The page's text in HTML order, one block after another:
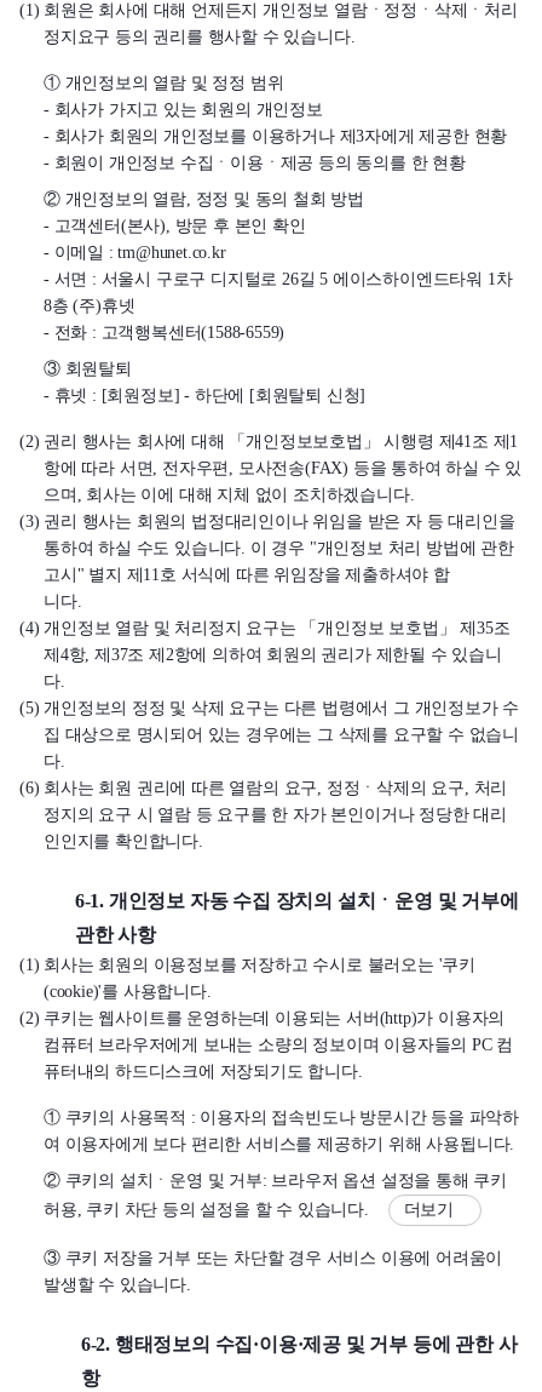
(1) 회원은 회사에 대해 언제든지 개인정보 열람ㆍ정정ㆍ삭제ㆍ처리
정지요구 등의 권리를 행사할 수 있습니다.
① 개인정보의 열람 및 정정 범위
- 회사가 가지고 있는 회원의 개인정보
- 회사가 회원의 개인정보를 이용하거나 제3자에게 제공한 현황
- 회원이 개인정보 수집ㆍ이용ㆍ제공 등의 동의를 한 현황
② 개인정보의 열람, 정정 및 동의 철회 방법
- 고객센터(본사), 방문 후 본인 확인
- 이메일 : tm@hunet.co.kr
- 서면 : 서울시 구로구 디지털로 26길 5 에이스하이엔드타워 1차
8층 (주)휴넷
- 전화 : 고객행복센터(1588-6559)
③ 회원탈퇴
- 휴넷 : [회원정보] - 하단에 [회원탈퇴 신청]
(2) 권리 행사는 회사에 대해 「개인정보보호법」 시행령 제41조 제1
항에 따라 서면, 전자우편, 모사전송(FAX) 등을 통하여 하실 수 있
으며, 회사는 이에 대해 지체 없이 조치하겠습니다.
(3) 권리 행사는 회원의 법정대리인이나 위임을 받은 자 등 대리인을
통하여 하실 수도 있습니다. 이 경우 "개인정보 처리 방법에 관한
고시" 별지 제11호 서식에 따른 위임장을 제출하셔야 합
니다.
(4) 개인정보 열람 및 처리정지 요구는 「개인정보 보호법」 제35조
제4항, 제37조 제2항에 의하여 회원의 권리가 제한될 수 있습니
다.
(5) 개인정보의 정정 및 삭제 요구는 다른 법령에서 그 개인정보가 수
집 대상으로 명시되어 있는 경우에는 그 삭제를 요구할 수 없습니
다.
(6) 회사는 회원 권리에 따른 열람의 요구, 정정ㆍ삭제의 요구, 처리
정지의 요구 시 열람 등 요구를 한 자가 본인이거나 정당한 대리
인인지를 확인합니다.
6-1. 개인정보 자동 수집 장치의 설치ㆍ운영 및 거부에
관한 사항
(1) 회사는 회원의 이용정보를 저장하고 수시로 불러오는 '쿠키
(cookie)'를 사용합니다.
(2) 쿠키는 웹사이트를 운영하는데 이용되는 서버(http)가 이용자의
컴퓨터 브라우저에게 보내는 소량의 정보이며 이용자들의 PC 컴
퓨터내의 하드디스크에 저장되기도 합니다.
① 쿠키의 사용목적 : 이용자의 접속빈도나 방문시간 등을 파악하
여 이용자에게 보다 편리한 서비스를 제공하기 위해 사용됩니다.
② 쿠키의 설치ㆍ운영 및 거부: 브라우저 옵션 설정을 통해 쿠키
허용, 쿠키 차단 등의 설정을 할 수 있습니다.
더보기
③ 쿠키 저장을 거부 또는 차단할 경우 서비스 이용에 어려움이
발생할 수 있습니다.
6-2. 행태정보의 수집·이용·제공 및 거부 등에 관한 사
항